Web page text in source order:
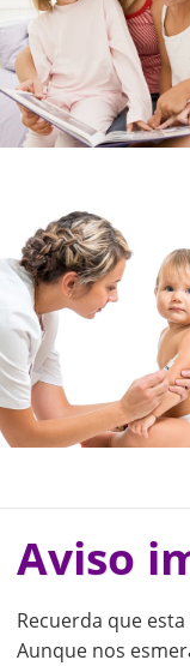
Aviso
Recuerda que
Aunque nos